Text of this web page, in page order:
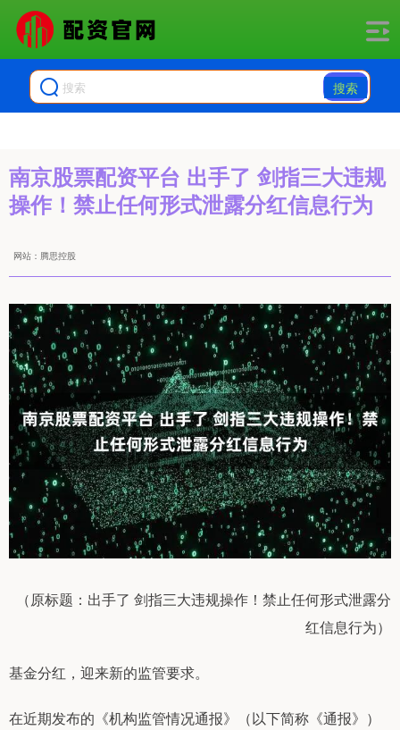
搜索
南京股票配资平台 出手了 剑指三大违规
操作！禁止任何形式泄露分红信息行为
网站：腾思控股
（原标题：出手了 剑指三大违规操作！禁止任何形式泄露分
红信息行为）
基金分红，迎来新的监管要求。
在近期发布的《机构监管情况通报》（以下简称《通报》）